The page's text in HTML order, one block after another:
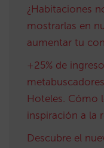
¿Habitaciones
mostrarlas en
aumentar tu
+25% de
Hoteles. Cómo
inspiración a la
Descubre el